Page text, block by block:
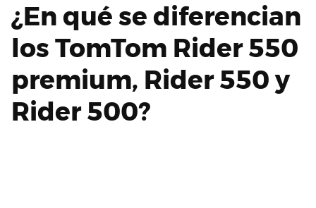
¿En qué se diferencian
los TomTom Rider 550
premium, Rider 550 y
Rider 500?